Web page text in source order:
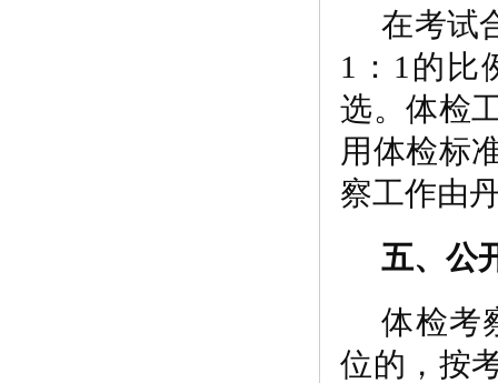
在考试
1：1的比
选。体检
用体检标
察工作由
五、公
体检考
位的，按